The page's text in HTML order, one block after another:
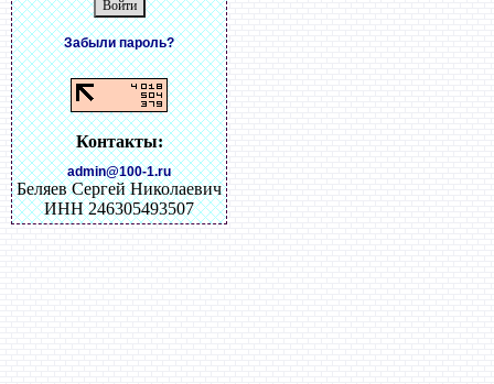
Забыли пароль?
Контакты:
admin@100-1.ru
Беляев Сергей Николаевич
ИНН 246305493507